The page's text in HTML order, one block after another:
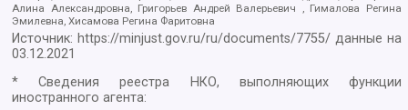
Алина Александровна, Григорьев Андрей Валерьевич , Гималова Регина
Эмилевна, Хисамова Регина Фаритовна
Источник: https://minjust.gov.ru/ru/documents/7755/ данные на
03.12.2021
* Сведения реестра НКО, выполняющих функции
иностранного агента: